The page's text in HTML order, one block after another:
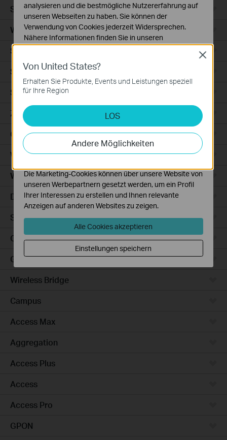
Smart Sensors
WLAN-Repeater+
Smartes Thermostat
Smart Hub
Saugroboter
Zubehör für Saugroboter
Ceiling Mount
WiFi
Wall Plate
Desktop
Switches
Outdoor
Gateways
Wireless Bridge
Campus
Access Max
Aggregation
Access Plus
Access
Access Pro
GPON
Von United States?
Erhalten Sie Produkte, Events und Leistungen speziell
für Ihre Region
LOS
Andere Möglichkeiten
Close
analysieren und die bestmögliche Nutzererfahrung auf
unseren Webseiten zu haben. Sie können der
Verwendung von Cookies jederzeit Widersprechen.
Nähere Informationen finden Sie in unseren
Datenschutzhinweisen.
Notwendige Cookies
Diese Cookies sind zur Funktion der Website
erforderlich und können in Ihren Systemen nicht
Analyse- und Marketing-Cookies
Analyse-Cookies ermöglichen es uns, Ihre Aktivitäten
auf unserer Website zu analysieren, um die
Funktionsweise unserer Website zu verbessern und
Die Marketing-Cookies können über unsere Website von
unseren Werbepartnern gesetzt werden, um ein Profil
Ihrer Interessen zu erstellen und Ihnen relevante
Anzeigen auf anderen Websites zu zeigen.
Alle Cookies akzeptieren
Einstellungen speichern